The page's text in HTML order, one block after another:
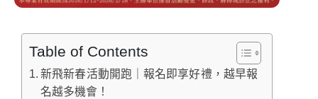
Table of Contents
新飛新春活動開跑｜報名即享好禮，越早報
名越多機會！